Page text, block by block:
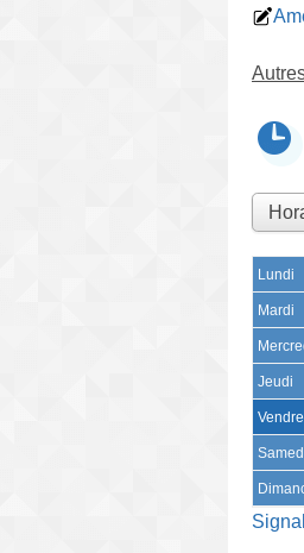
Lundi
Mardi
Jeudi